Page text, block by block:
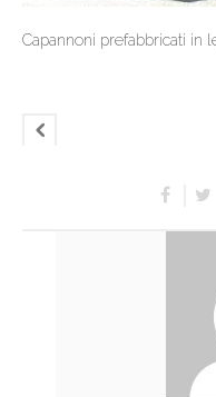
Capannoni prefabbricati in